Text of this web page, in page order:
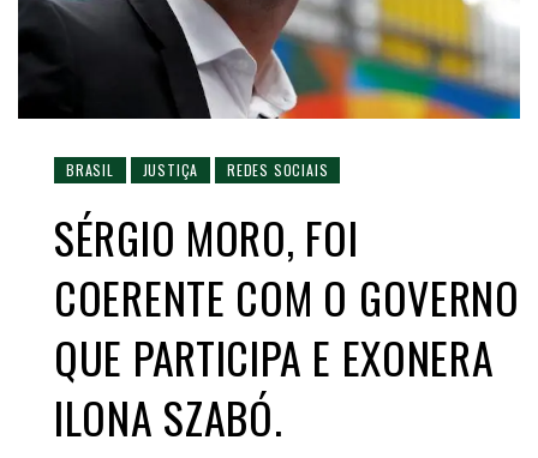
BRASIL JUSTIÇA REDES SOCIAIS
SÉRGIO MORO, FOI
COERENTE COM O GOVERNO
QUE PARTICIPA E EXONERA
ILONA SZABÓ.